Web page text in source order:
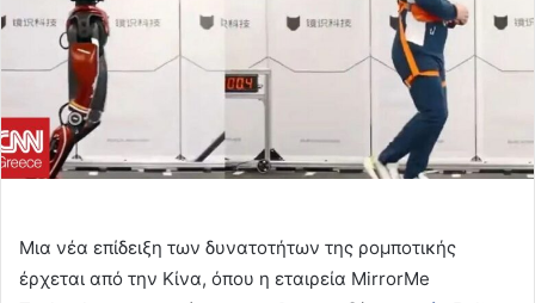
Μια νέα επίδειξη των δυνατοτήτων της ρομποτικής
έρχεται από την Κίνα, όπου η εταιρεία MirrorMe